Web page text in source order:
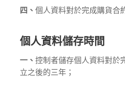
四、 個人資料對於完成購貨合
個人資料儲存時間
一、 控制者儲存個人資料對於
立之後的三年；